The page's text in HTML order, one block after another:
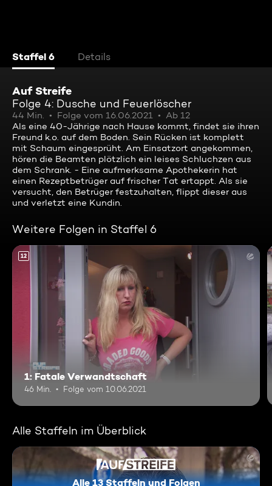
Staffel 6 Details
Auf Streife
Folge 4: Dusche und Feuerlöscher
44 Min. Folge vom 16.06.2021
Ab 12
Als eine 40-Jährige nach Hause kommt, findet sie ihren
Freund k.o. auf dem Boden. Sein Rücken ist komplett
mit Schaum eingesprüht. Am Einsatzort angekommen,
hören die Beamten plötzlich ein leises Schluchzen aus
dem Schrank. - Eine aufmerksame Apothekerin hat
einen Rezeptbetrüger auf frischer Tat ertappt. Als sie
versucht, den Betrüger festzuhalten, flippt dieser aus
und verletzt eine Kundin.
Weitere Folgen in Staffel 6
12
1: Fatale Verwandtschaft
46 Min. Folge vom 10.06.2021
Alle Staffeln im Überblick
Alle 13 Staffeln und Folgen